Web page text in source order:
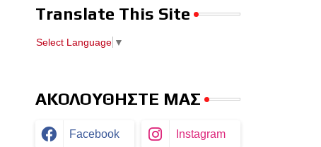
Translate This Site
Select Language ▼
ΑΚΟΛΟΥΘΗΣΤΕ ΜΑΣ
Facebook Instagram